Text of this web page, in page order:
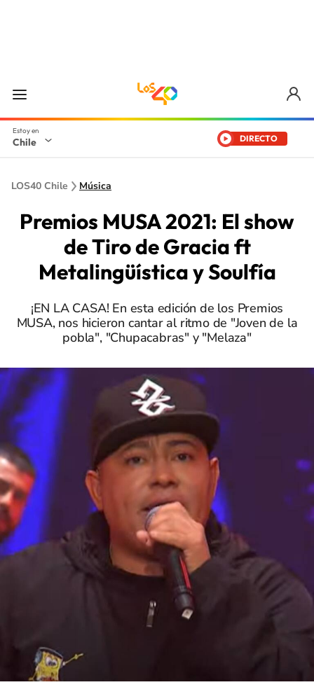
Chile DIRECTO
LOS40 Chile Música
Premios MUSA 2021: El show
de Tiro de Gracia ft
Metalingüística y Soulfía
¡EN LA CASA! En esta edición de los Premios
MUSA, nos hicieron cantar al ritmo de "Joven de la
pobla", "Chupacabras" y "Melaza"